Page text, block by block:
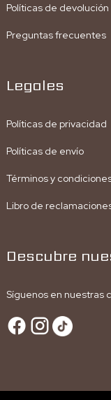
Políticas de devolución
Preguntas frecuentes
Legales
Políticas de privacidad
Políticas de envío
Términos y
Libro de
Descubre
Síguenos en nuestras